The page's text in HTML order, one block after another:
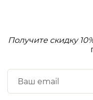
Получите скидку